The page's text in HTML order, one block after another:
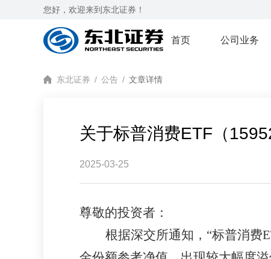
您好，欢迎来到东北证券！
首页 公司业务
东北证券 / 公告 / 文章详情
关于标普消费ETF（
2025-03-25
尊敬的投资者：
根据深交所通知， “标普消费